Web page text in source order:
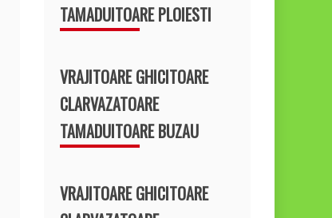
TAMADUITOARE PLOIESTI
VRAJITOARE GHICITOARE
CLARVAZATOARE
TAMADUITOARE BUZAU
VRAJITOARE GHICITOARE